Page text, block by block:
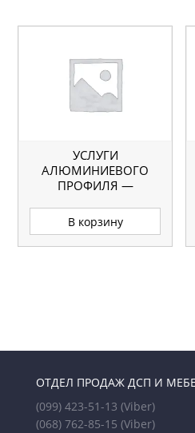
УСЛУГИ
АЛЮМИНИЕВОГО
ПРОФИЛЯ —
ПЕТЛЮ БЛЮМ
В корзину
ОТДЕЛ ПРОДАЖ ДСП И
(099) 423-51-13 (Viber)
(068) 762-85-15 (Viber)